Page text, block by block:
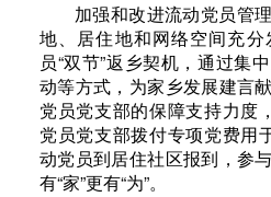
加强和改进流动党员管
地、居住地和网络空间充
员“双节”返乡契机，通过集
动等方式，为家乡发展建言
党员党支部的保障支持力度
党员党支部拨付专项党费用
动党员到居住社区报到，参
有“家”更有“为”。